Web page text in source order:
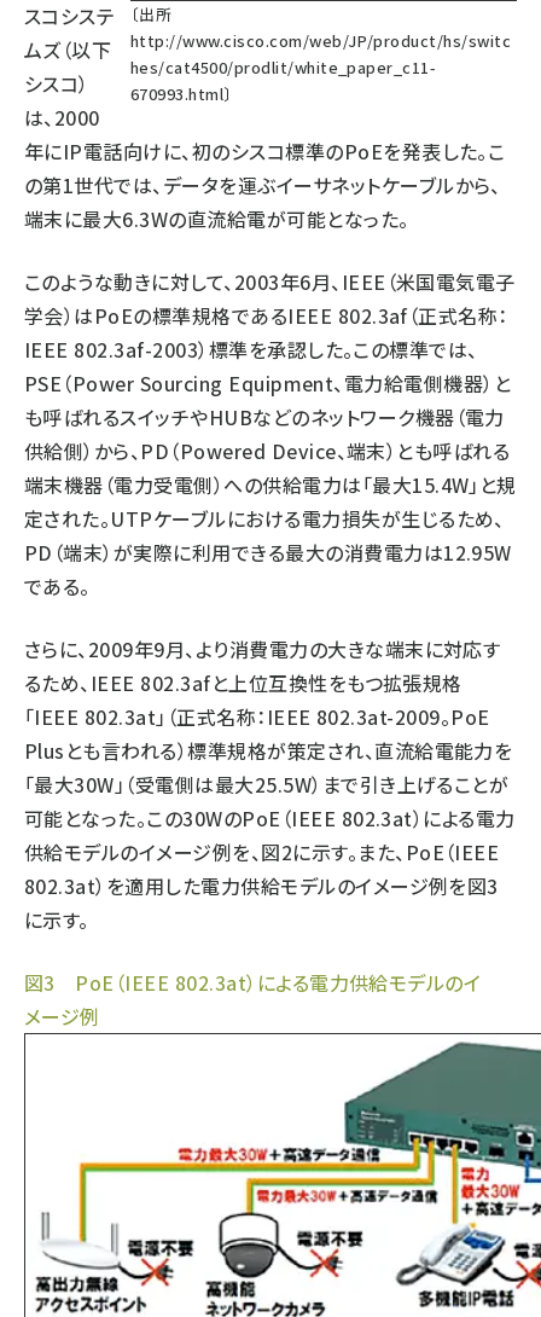
〔出所
http://www.cisco.com/web/JP/product/hs/switc
hes/cat4500/prodlit/white_paper_c11-
670993.html〕
スコシステ
ムズ（以下
シスコ）
は、2000
年にIP電話向けに、初のシスコ標準のPoEを発表した。こ
の第1世代では、データを運ぶイーサネットケーブルから、
端末に最大6.3Wの直流給電が可能となった。
このような動きに対して、2003年6月、IEEE（米国電気電子
学会）はPoEの標準規格であるIEEE 802.3af（正式名称：
IEEE 802.3af-2003）標準を承認した。この標準では、
PSE（Power Sourcing Equipment、電力給電側機器）と
も呼ばれるスイッチやHUBなどのネットワーク機器（電力
供給側）から、PD（Powered Device、端末）とも呼ばれる
端末機器（電力受電側）への供給電力は「最大15.4W」と規
定された。UTPケーブルにおける電力損失が生じるため、
PD（端末）が実際に利用できる最大の消費電力は12.95W
である。
さらに、2009年9月、より消費電力の大きな端末に対応す
るため、IEEE 802.3afと上位互換性をもつ拡張規格
「IEEE 802.3at」（正式名称：IEEE 802.3at-2009。PoE
Plusとも言われる）標準規格が策定され、直流給電能力を
「最大30W」（受電側は最大25.5W）まで引き上げることが
可能となった。この30WのPoE（IEEE 802.3at）による電力
供給モデルのイメージ例を、図2に示す。また、PoE（IEEE
802.3at）を適用した電力供給モデルのイメージ例を図3
に示す。
図3 PoE（IEEE 802.3at）による電力供給モデルのイ
メージ例